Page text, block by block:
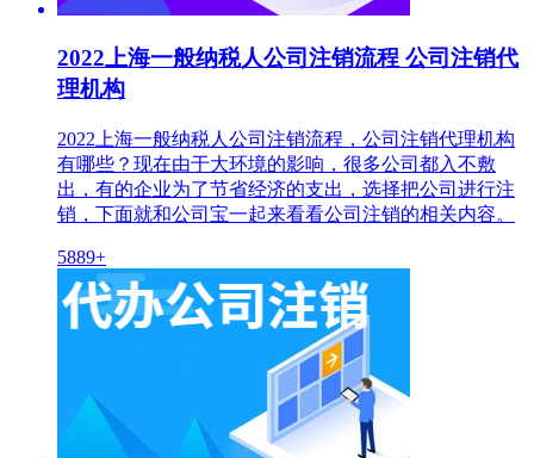
2022上海一般纳税人公司注销流程 公司注销代
理机构
2022上海一般纳税人公司注销流程，公司注销代理机构
有哪些？现在由于大环境的影响，很多公司都入不敷
出，有的企业为了节省经济的支出，选择把公司进行注
销，下面就和公司宝一起来看看公司注销的相关内容。
5889+